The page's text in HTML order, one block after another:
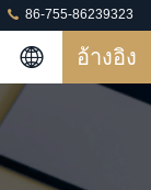
86-755-86239323
อ้างอิง